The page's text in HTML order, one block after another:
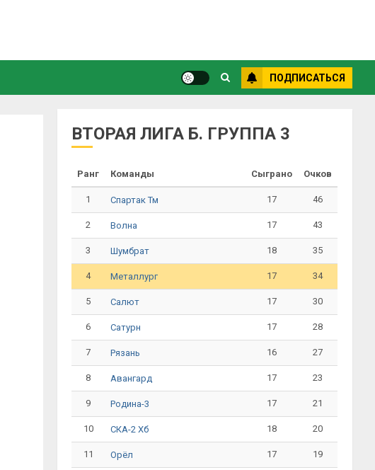
ПОДПИСАТЬСЯ
ВТОРАЯ ЛИГА Б. ГРУППА 3
Ранг Команды Сыграно Очков
1 Спартак Тм 17 46
2 Волна 17 43
3 Шумбрат 18 35
4 Металлург 17 34
5 Салют 17 30
6 Сатурн 17 28
7 Рязань 16 27
8 Авангард 17 23
9 Родина-3 17 21
10 СКА-2 Хб 18 20
11 Орёл 17 19